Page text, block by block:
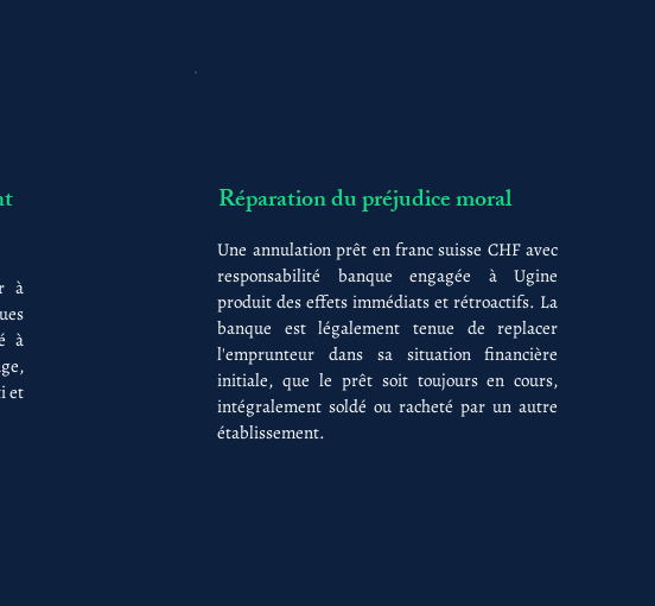
à
à
et
Réparation du préjudice moral
Une annulation prêt en franc suisse CHF avec
responsabilité banque engagée à Ugine
produit des effets immédiats et rétroactifs. La
banque est légalement tenue de replacer
l'emprunteur dans sa situation financière
initiale, que le prêt soit toujours en cours,
intégralement soldé ou racheté par un autre
établissement.